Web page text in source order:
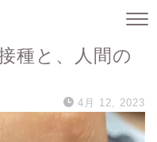
種と、人間の
4月 12, 2023